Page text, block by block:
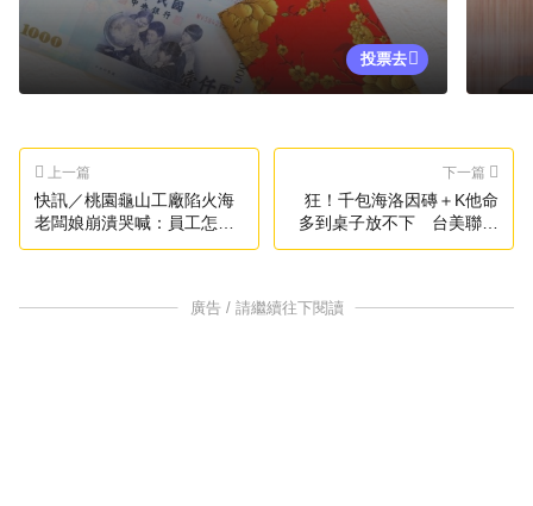
投票去
上一篇
快訊／桃園龜山工廠陷火海
老闆娘崩潰哭喊：員工怎麼
辦
下一篇
狂！千包海洛因磚＋K他命
多到桌子放不下 台美聯手
破獲史上最大毒品案
廣告 / 請繼續往下閱讀